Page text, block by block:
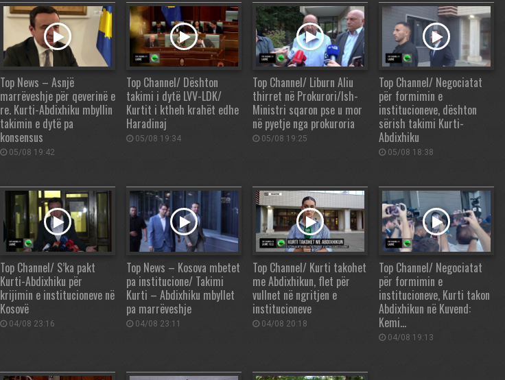
Top News – Asnjë
marrëveshje për qeverinë e
re. Kurti-Abdixhiku mbyllin
takimin e dytë pa
konsensus
05/08 19:42
Top Channel/ Dështon
takimi i dytë LVV-LDK/
Kurtit i ktheh krahët edhe
Haradinaj
05/08 19:34
Top Channel/ Liburn Aliu
thirret në Prokurori/Ish-
Ministri sqaron pse u mor
në pyetje nga prokuroria
05/08 19:25
Top Channel/ Negociatat
për formimin e
institucioneve, dështon
sërish takimi Kurti-
Abdixhiku
05/08 18:38
Top Channel/ S’ka pakt
Kurti-Abdixhiku për
krijimin e institucioneve në
Kosovë
04/08 23:16
Top News – Kosova mbetet
pa institucione/ Takimi
Kurti – Abdixhiku mbyllet
pa marrëveshje
04/08 23:11
Top Channel/ Kurti takohet
me Abdixhikun, flet për
vullnet në ngritjen e
institucioneve
04/08 20:18
Top Channel/ Negociatat
për formimin e
institucioneve, Kurti takon
Abdixhikun në Kuvend:
Kemi…
04/08 19:13